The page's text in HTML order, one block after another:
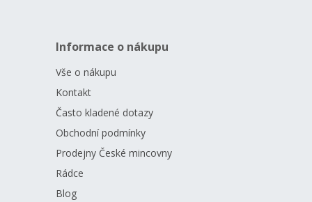
Informace o nákupu
Vše o nákupu
Kontakt
Často kladené dotazy
Obchodní podmínky
Prodejny České mincovny
Rádce
Blog